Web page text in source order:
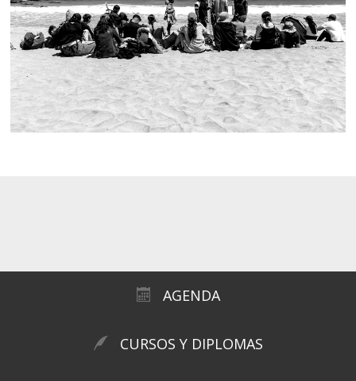
AGENDA
CURSOS Y DIPLOMAS